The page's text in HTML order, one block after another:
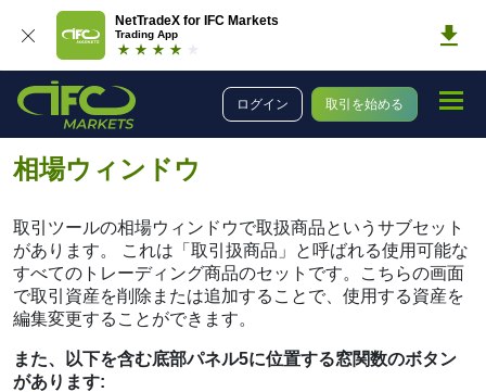
NetTradeX for IFC Markets
Trading App
ログイン 取引を始める
ツール 取引ツール
ユーザーガイド
NetTradeX Windows Phoneユーザーガイド
相場ウィンドウ
相場ウィンドウ
取引ツールの相場ウィンドウで取扱商品というサブセット
があります。 これは「取引扱商品」と呼ばれる使用可能な
すべてのトレーディング商品のセットです。こちらの画面
で取引資産を削除または追加することで、使用する資産を
編集変更することができます。
また、以下を含む底部パネル5に位置する窓関数のボタン
があります: